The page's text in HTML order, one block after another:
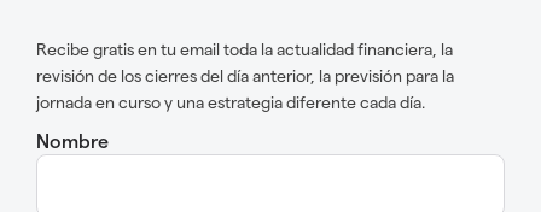
Recibe gratis en tu email toda la actualidad financiera, la
revisión de los cierres del día anterior, la previsión para la
jornada en curso y una estrategia diferente cada día.
Nombre